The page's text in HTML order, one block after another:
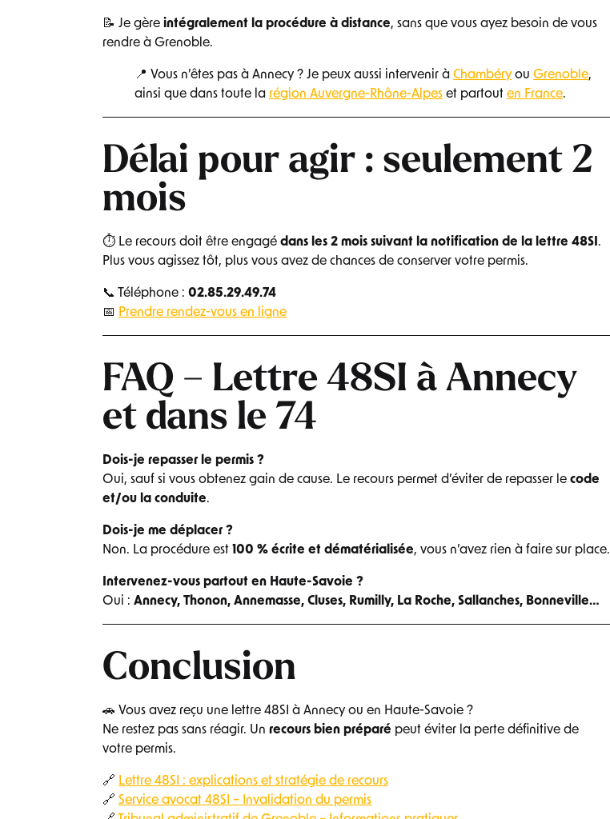
📝 Je gère intégralement la procédure à distance, sans que vous ayez besoin de vous
rendre à Grenoble.
📍 Vous n’êtes pas à Annecy ? Je peux aussi intervenir à Chambéryou Grenoble,
ainsi que dans toute la région Auvergne-Rhône-Alpes et partout en France.
Délai pour agir : seulement 2
mois
⏱ Le recours doit être engagé dans les 2 mois suivant la notification de la lettre 48SI .
Plus vous agissez tôt, plus vous avez de chances de conserver votre permis.
📞 Téléphone : 02.85.29.49.74
📅
Prendre rendez-vous en ligne
FAQ – Lettre 48SI à Annecy
et dans le 74
Dois-je repasser le permis ?
Oui, sauf si vous obtenez gain de cause. Le recours permet d’éviter de repasser le code
et/ou la conduite.
Dois-je me déplacer ?
Non. La procédure est 100 % écrite et dématérialisée, vous n’avez rien à faire sur place.
Intervenez-vous partout en Haute-Savoie ?
Oui : Annecy, Thonon, Annemasse, Cluses, Rumilly, La Roche, Sallanches, Bonneville…
Conclusion
🚗 Vous avez reçu une lettre 48SI à Annecy ou en Haute-Savoie ?
Ne restez pas sans réagir. Un recours bien préparé peut éviter la perte définitive de
votre permis.
🔗 Lettre 48SI : explications et stratégie de recours
🔗 Service avocat 48SI – Invalidation du permis